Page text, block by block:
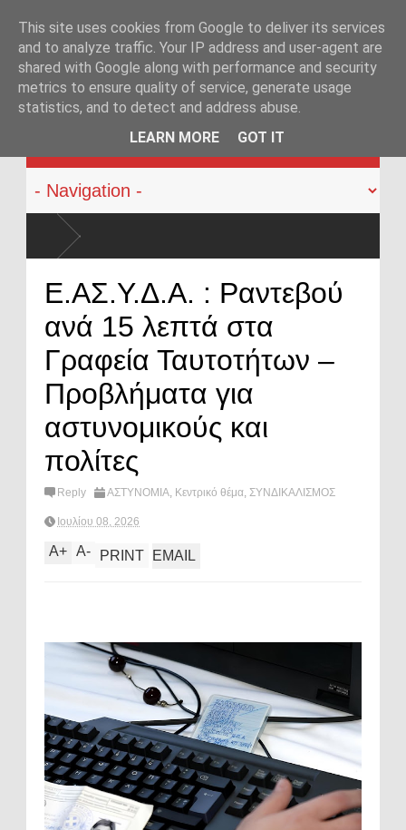
KATEHACKER
Ε.ΑΣ.Υ.Δ.Α. : Ραντεβού
ανά 15 λεπτά στα
Γραφεία Ταυτοτήτων –
Προβλήματα για
αστυνομικούς και
πολίτες
Reply ΑΣΤΥΝΟΜΙΑ, Κεντρικό θέμα, ΣΥΝΔΙΚΑΛΙΣΜΟΣ
Ιουλίου 08, 2026
A+ A- PRINT EMAIL
This site uses cookies from Google to deliver its services
and to analyze traffic. Your IP address and user-agent are
shared with Google along with performance and security
metrics to ensure quality of service, generate usage
statistics, and to detect and address abuse.
LEARN MORE
GOT IT